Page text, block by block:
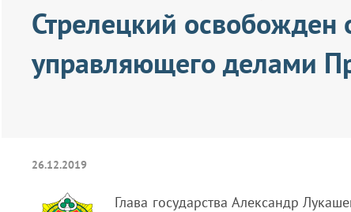
Стрелецкий освобожден
управляющего делами
26.12.2019
Глава государства Александр